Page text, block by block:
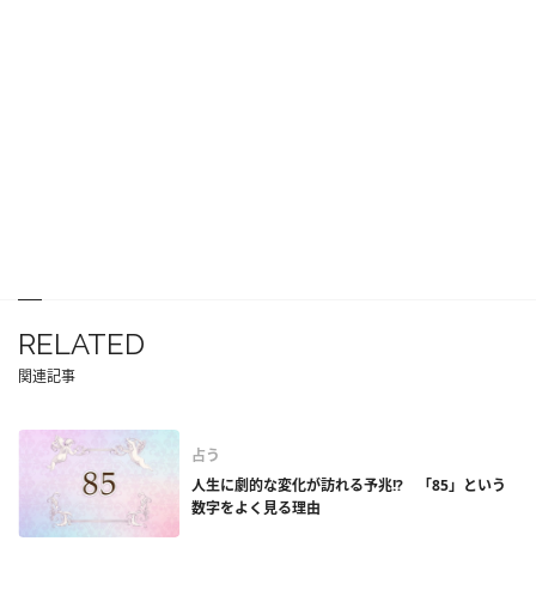
RELATED
関連記事
占う
人生に劇的な変化が訪れる予兆!? 「85」という
数字をよく見る理由